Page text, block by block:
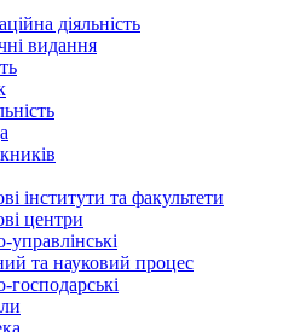
діяльність
видання
інститути та факультети
центри
управлінські
та науковий процес
господарські